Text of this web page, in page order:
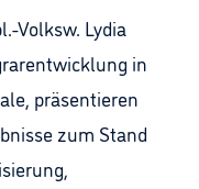
Volksw. Lydia
in
präsentieren
zum Stand